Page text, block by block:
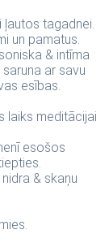
ļautos tagadnei.
un pamatus.
& intīma
ar savu
esības.
laiks meditācijai
esošos
& skaņu